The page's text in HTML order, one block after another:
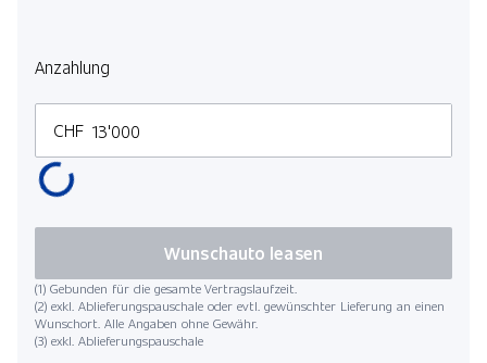
Anzahlung
CHF
(1) Gebunden für die gesamte Vertragslaufzeit.
(2) exkl. Ablieferungspauschale oder evtl. gewünschter Lieferung an einen
Wunschort. Alle Angaben ohne Gewähr.
(3) exkl. Ablieferungspauschale
Wunschauto leasen